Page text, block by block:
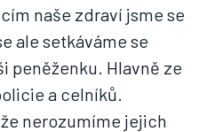
naše zdraví jsme se
ale setkáváme se
peněženku. Hlavně ze
a celníků.
nerozumíme jejich